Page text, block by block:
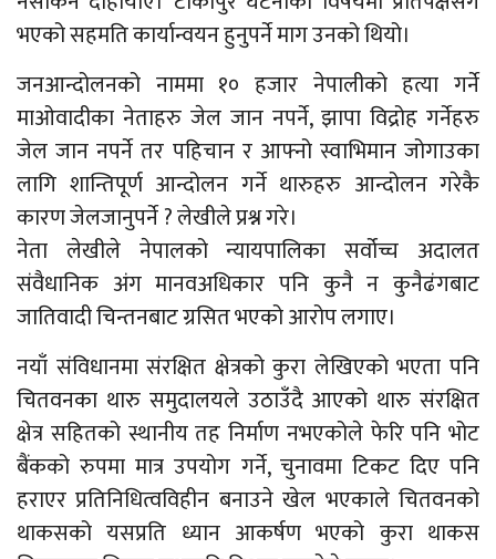
भएको सहमति कार्यान्वयन हुनुपर्ने माग उनको थियो।
जनआन्दोलनको नाममा १० हजार नेपालीको हत्या गर्ने
माओवादीका नेताहरु जेल जान नपर्ने, झापा विद्रोह गर्नेहरु
जेल जान नपर्ने तर पहिचान र आफ्नो स्वाभिमान जोगाउका
लागि शान्तिपूर्ण आन्दोलन गर्ने थारुहरु आन्दोलन गरेकै
कारण जेलजानुपर्ने ? लेखीले प्रश्न गरे।
नेता लेखीले नेपालको न्यायपालिका सर्वोच्च अदालत
संवैधानिक अंग मानवअधिकार पनि कुनै न कुनैढंगबाट
जातिवादी चिन्तनबाट ग्रसित भएको आरोप लगाए।
नयाँ संविधानमा संरक्षित क्षेत्रको कुरा लेखिएको भएता पनि
चितवनका थारु समुदालयले उठाउँदै आएको थारु संरक्षित
क्षेत्र सहितको स्थानीय तह निर्माण नभएकोले फेरि पनि भोट
बैंकको रुपमा मात्र उपयोग गर्ने, चुनावमा टिकट दिए पनि
हराएर प्रतिनिधित्वविहीन बनाउने खेल भएकाले चितवनको
थाकसको यसप्रति ध्यान आकर्षण भएको कुरा थाकस